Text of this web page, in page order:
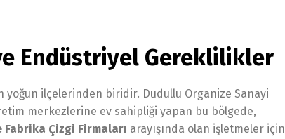
Endüstriyel Gereklilikler
yoğun ilçelerinden biridir. Dudullu Organize Sanayi
merkezlerine ev sahipliği yapan bu bölgede,
Fabrika Çizgi Firmaları arayışında olan işletmeler için